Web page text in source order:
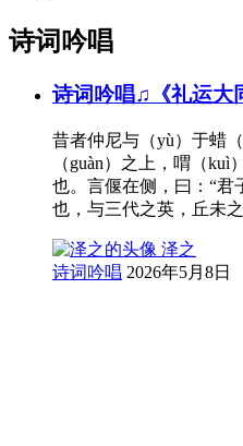
诗词吟唱
诗词吟唱♫《礼运大
昔者仲尼与（yù）于蜡
（guàn）之上，喟（
也。言偃在侧，曰：“君
也，与三代之英，丘未
泽之
诗词吟唱 2026年5月8日